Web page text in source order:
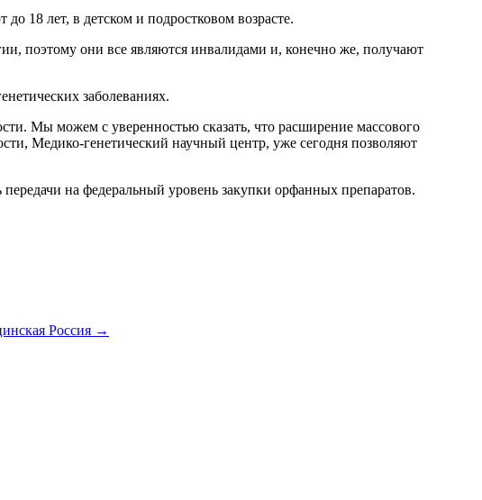
18 лет, в детском и подростковом возрасте.
поэтому они все являются инвалидами и, конечно же, получают
заболеваниях.
Мы можем с уверенностью сказать, что расширение массового
Медико-генетический научный центр, уже сегодня позволяют
на федеральный уровень закупки орфанных препаратов.
Россия →